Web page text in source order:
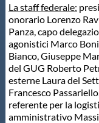
La staff federale:
onorario Lorenzo
Panza, capo
agonistici Marco
Bianco, Giuseppe
del GUG Roberto
esterne Laura del
Francesco
referente per la
amministrativo